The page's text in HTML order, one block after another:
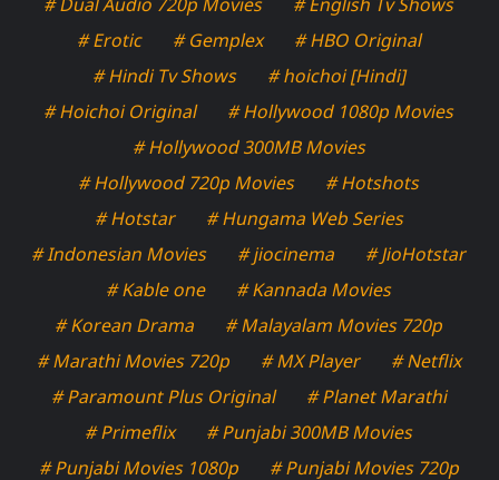
# Dual Audio 720p Movies
# English Tv Shows
# Erotic
# Gemplex
# HBO Original
# Hindi Tv Shows
# hoichoi [Hindi]
# Hoichoi Original
# Hollywood 1080p Movies
# Hollywood 300MB Movies
# Hollywood 720p Movies
# Hotshots
# Hotstar
# Hungama Web Series
# Indonesian Movies
# jiocinema
# JioHotstar
# Kable one
# Kannada Movies
# Korean Drama
# Malayalam Movies 720p
# Marathi Movies 720p
# MX Player
# Netflix
# Paramount Plus Original
# Planet Marathi
# Primeflix
# Punjabi 300MB Movies
# Punjabi Movies 1080p
# Punjabi Movies 720p